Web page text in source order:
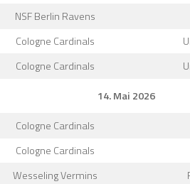
NSF Berlin Ravens
Cologne Cardinals
Cologne Cardinals
14. Mai 2026
Cologne Cardinals
Cologne Cardinals
Wesseling Vermins